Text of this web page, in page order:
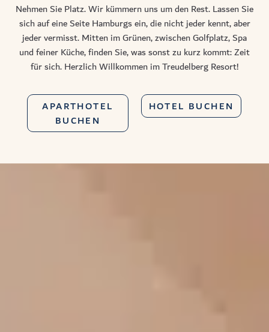
Nehmen Sie Platz. Wir kümmern uns um den Rest. Lassen Sie
sich auf eine Seite Hamburgs ein, die nicht jeder kennt, aber
jeder vermisst. Mitten im Grünen, zwischen Golfplatz, Spa
und feiner Küche, finden Sie, was sonst zu kurz kommt: Zeit
für sich. Herzlich Willkommen im Treudelberg Resort!
APARTHOTEL
BUCHEN
HOTEL BUCHEN